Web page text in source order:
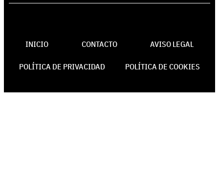
INICIO CONTACTO AVISO LEGAL
POLÍTICA DE PRIVACIDAD POLÍTICA DE COOKIES